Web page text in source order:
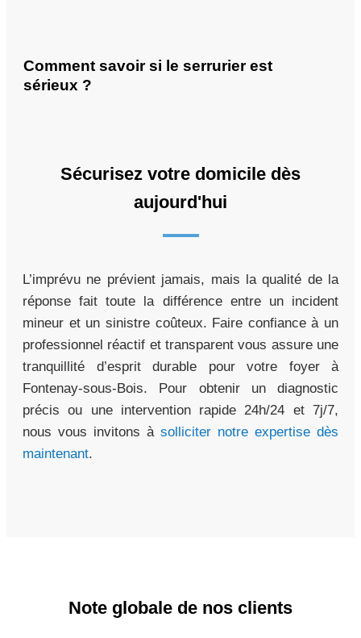
Comment savoir si le serrurier est
sérieux ?
Sécurisez votre domicile dès
aujourd'hui
L’imprévu ne prévient jamais, mais la qualité de la
réponse fait toute la différence entre un incident
mineur et un sinistre coûteux. Faire confiance à un
professionnel réactif et transparent vous assure une
tranquillité d’esprit durable pour votre foyer à
Fontenay-sous-Bois. Pour obtenir un diagnostic
précis ou une intervention rapide 24h/24 et 7j/7,
nous vous invitons à solliciter notre expertise dès
maintenant.
Note globale de nos clients